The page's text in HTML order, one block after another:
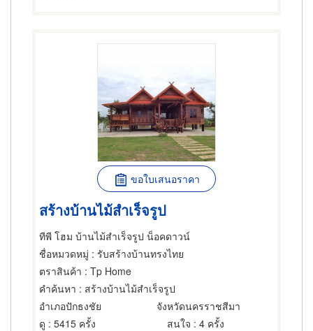
ขอใบเสนอราคา
สร้างบ้านไม้สำเร็จรูป
ทีพี โฮม บ้านไม้สำเร็จรูป น็อคดาวน์
ชื่อหมวดหมู่ : รับสร้างบ้านทรงไทย
ตราสินค้า : Tp Home
คำค้นหา : สร้างบ้านไม้สำเร็จรูป
อำเภอปักธงชัย
จังหวัดนครราชสีมา
ดู : 5415 ครั้ง สนใจ : 4 ครั้ง